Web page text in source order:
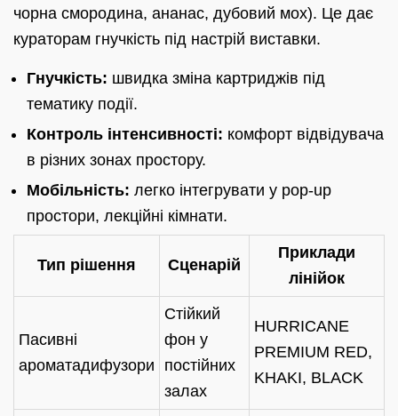
чорна смородина, ананас, дубовий мох). Це дає
кураторам гнучкість під настрій виставки.
Гнучкість: швидка зміна картриджів під
тематику події.
Контроль інтенсивності: комфорт відвідувача
в різних зонах простору.
Мобільність: легко інтегрувати у pop-up
простори, лекційні кімнати.
Тип рішення Сценарій
Приклади
лінійок
Пасивні
ароматадифузори
Стійкий
фон у
постійних
залах
HURRICANE
PREMIUM RED,
KHAKI, BLACK